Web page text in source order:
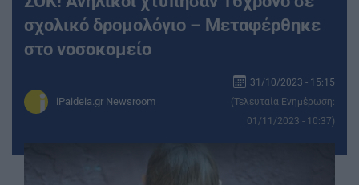
σχολικό δρομολόγιο – Μεταφέρθηκε
στο νοσοκομείο
iPaideia.gr Newsroom
31/10/2023 - 15:15
(Τελευταία Ενημέρωση:
01/11/2023 - 10:37)